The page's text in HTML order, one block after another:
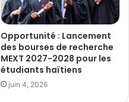
Opportunité : Lancement
des bourses de recherche
MEXT 2027-2028 pour les
étudiants haïtiens
juin 4, 2026